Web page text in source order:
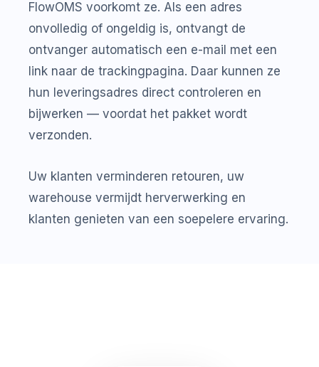
FlowOMS voorkomt ze. Als een adres
onvolledig of ongeldig is, ontvangt de
ontvanger automatisch een e-mail met een
link naar de trackingpagina. Daar kunnen ze
hun leveringsadres direct controleren en
bijwerken — voordat het pakket wordt
verzonden.
Uw klanten verminderen retouren, uw
warehouse vermijdt herverwerking en
klanten genieten van een soepelere ervaring.